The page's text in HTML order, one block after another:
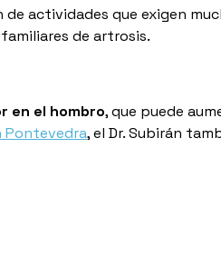
actividades que exigen
de artrosis.
en el hombro, que puede
Pontevedra, el Dr. Subirán